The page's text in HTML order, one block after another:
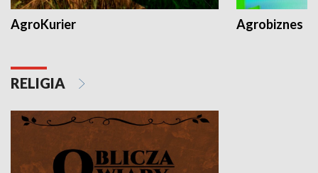
AgroKurier Agrobiznes
RELIGIA